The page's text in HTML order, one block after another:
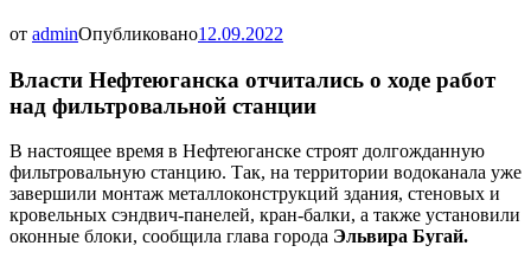
от adminОпубликовано12.09.2022
Власти Нефтеюганска отчитались о ходе работ
над фильтровальной станции
В настоящее время в Нефтеюганске строят долгожданную
фильтровальную станцию. Так, на территории водоканала уже
завершили монтаж металлоконструкций здания, стеновых и
кровельных сэндвич-панелей, кран-балки, а также установили
оконные блоки, сообщила глава города Эльвира Бугай.